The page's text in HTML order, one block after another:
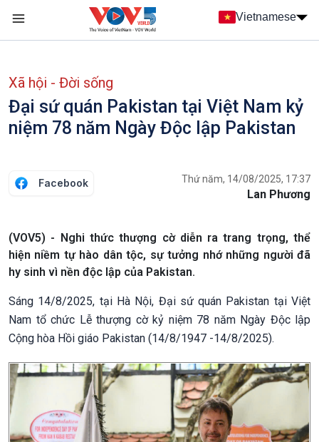
Nhảy đến nội dung
Vietnamese
Xã hội - Đời sống
Đại sứ quán Pakistan tại Việt Nam kỷ
niệm 78 năm Ngày Độc lập Pakistan
Facebook Thứ năm, 14/08/2025, 17:37
Lan Phương
(VOV5) - Nghi thức thượng cờ diễn ra trang trọng, thể
hiện niềm tự hào dân tộc, sự tưởng nhớ những người đã
hy sinh vì nền độc lập của Pakistan.
Sáng 14/8/2025, tại Hà Nội, Đại sứ quán Pakistan tại Việt
Nam tổ chức Lễ thượng cờ kỷ niệm 78 năm Ngày Độc lập
Cộng hòa Hồi giáo Pakistan (14/8/1947 -14/8/2025).